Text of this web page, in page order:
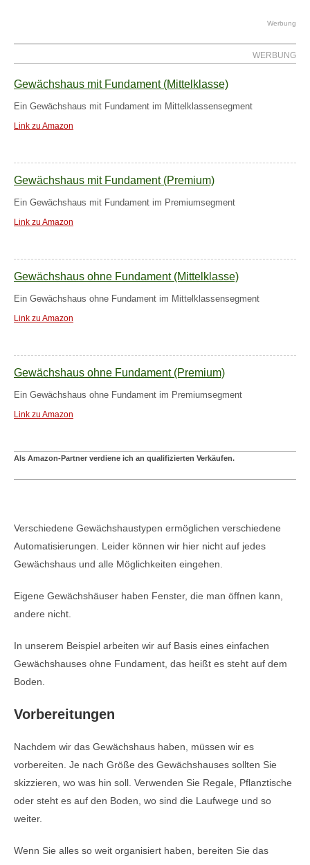
Werbung
WERBUNG
Gewächshaus mit Fundament (Mittelklasse)
Ein Gewächshaus mit Fundament im Mittelklassensegment
Link zu Amazon
Gewächshaus mit Fundament (Premium)
Ein Gewächshaus mit Fundament im Premiumsegment
Link zu Amazon
Gewächshaus ohne Fundament (Mittelklasse)
Ein Gewächshaus ohne Fundament im Mittelklassensegment
Link zu Amazon
Gewächshaus ohne Fundament (Premium)
Ein Gewächshaus ohne Fundament im Premiumsegment
Link zu Amazon
Als Amazon-Partner verdiene ich an qualifizierten Verkäufen.
Verschiedene Gewächshaustypen ermöglichen verschiedene
Automatisierungen. Leider können wir hier nicht auf jedes
Gewächshaus und alle Möglichkeiten eingehen.
Eigene Gewächshäuser haben Fenster, die man öffnen kann,
andere nicht.
In unserem Beispiel arbeiten wir auf Basis eines einfachen
Gewächshauses ohne Fundament, das heißt es steht auf dem
Boden.
Vorbereitungen
Nachdem wir das Gewächshaus haben, müssen wir es
vorbereiten. Je nach Größe des Gewächshauses sollten Sie
skizzieren, wo was hin soll. Verwenden Sie Regale, Pflanztische
oder steht es auf den Boden, wo sind die Laufwege und so
weiter.
Wenn Sie alles so weit organisiert haben, bereiten Sie das